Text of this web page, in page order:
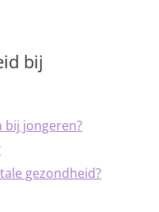
bij
bij jongeren?
gezondheid?